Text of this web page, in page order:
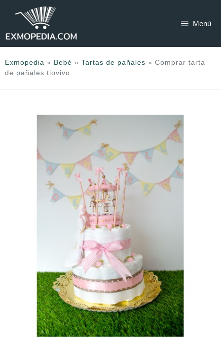
Menú
Exmopedia » Bebé » Tartas de pañales » Comprar tarta
de pañales tiovivo